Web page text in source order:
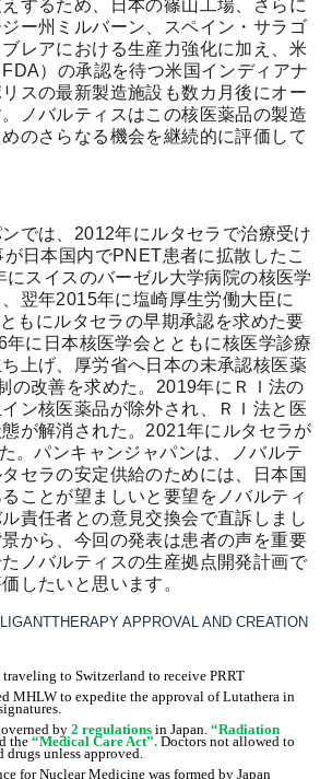
するため、日本の篠山工場、さらに
ー州ミルバーン、スペイン・サラゴ
レアにおける生産力強化に加え、米
）の承認を待つ米国インディアナ
スの最新製造施設も数カ月後にオー
ノバルティスはこの核医薬品の製造
のさらなる機会を継続的に評価して
では、2012年にルタセラで治療受け
日本国内でPNET患者に拡散したこ
にスイスのバーゼル大学病院の核医学
翌年2015年に塩崎厚生労働大臣に
もにルタセラの早期承認を求めた要
に日本核医学会とともに核医学診療
上げ、厚労省へ日本の未承認核医薬
の改善を求めた。2019年にＲＩ法の
ン核医薬品が除外され、
ＲＩ法と医
が解消された。2021年にルタセラが
。パンキャンジャパンは、ノバルテ
セラの安定供給のためには、日本国
ことが望ましいと要望をノバルティ
責任者との意見交換会で直訴しまし
から、今回の発表は患者の声を重要
ノバルティスの生産拠点開発計画で
したいと思います。
APPROVAL AND CREATION
traveling to Switzerland to receive PRRT
MHLW to expedite the approval ofLutathera in
by 2 regulations in Japan. “Radiation
the“Medical Care Act”. Doctors not allowed to
unless approved.
for Nuclear Medicine was formed by Japan